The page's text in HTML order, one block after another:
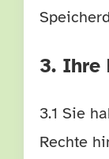
3. Ihre
3.1 Sie
Rechte